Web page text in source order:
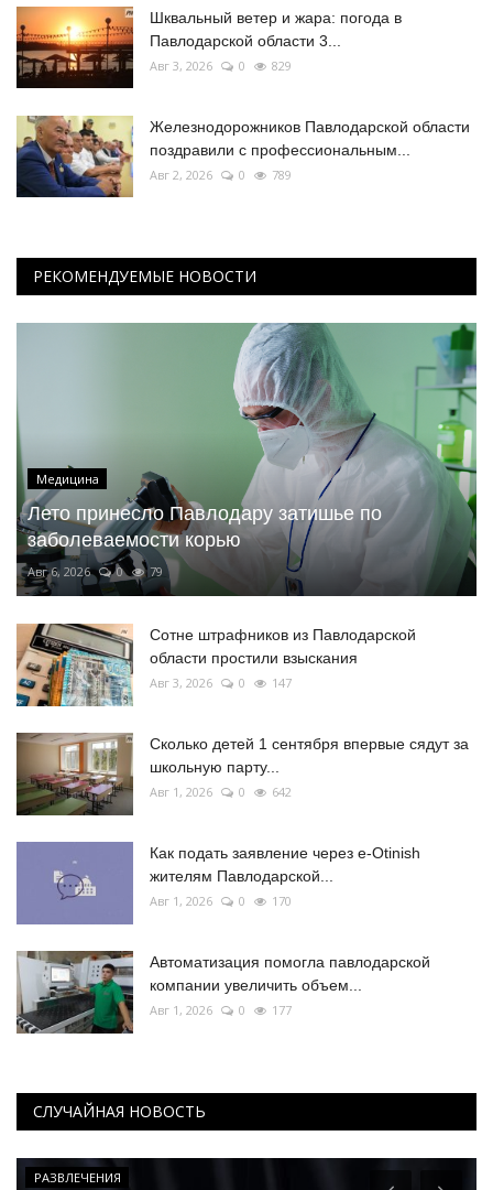
Шквальный ветер и жара: погода в
Павлодарской области 3...
Авг 3, 2026 0 829
Железнодорожников Павлодарской области
поздравили с профессиональным...
Авг 2, 2026 0 789
РЕКОМЕНДУЕМЫЕ НОВОСТИ
Медицина
Лето принесло Павлодару затишье по
заболеваемости корью
Авг 6, 2026 0 79
Сотне штрафников из Павлодарской
области простили взыскания
Авг 3, 2026 0 147
Сколько детей 1 сентября впервые сядут за
школьную парту...
Авг 1, 2026 0 642
Как подать заявление через e-Otinish
жителям Павлодарской...
Авг 1, 2026 0 170
Автоматизация помогла павлодарской
компании увеличить объем...
Авг 1, 2026 0 177
СЛУЧАЙНАЯ НОВОСТЬ
РАЗВЛЕЧЕНИЯ